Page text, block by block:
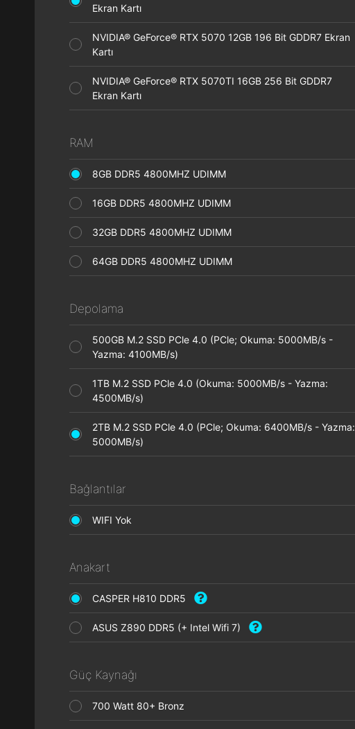
Ekran Kartı
NVIDIA® GeForce® RTX 5070 12GB 196 Bit GDDR7 Ekran
Kartı
NVIDIA® GeForce® RTX 5070TI 16GB 256 Bit GDDR7
Ekran Kartı
RAM
8GB DDR5 4800MHZ UDIMM
16GB DDR5 4800MHZ UDIMM
32GB DDR5 4800MHZ UDIMM
64GB DDR5 4800MHZ UDIMM
Depolama
500GB M.2 SSD PCle 4.0 (PCle; Okuma: 5000MB/s -
Yazma: 4100MB/s)
1TB M.2 SSD PCle 4.0 (Okuma: 5000MB/s - Yazma:
4500MB/s)
2TB M.2 SSD PCle 4.0 (PCle; Okuma: 6400MB/s - Yazma:
5000MB/s)
Bağlantılar
WIFI Yok
Anakart
CASPER H810 DDR5
ASUS Z890 DDR5 (+ Intel Wifi 7)
Güç Kaynağı
700 Watt 80+ Bronz